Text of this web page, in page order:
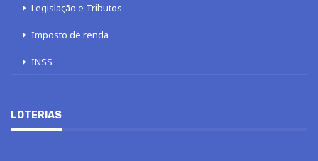
Legislação e Tributos
Imposto de renda
INSS
LOTERIAS